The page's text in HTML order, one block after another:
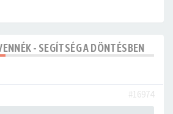
- SEGÍTSÉG A DÖNTÉSBEN
#16974